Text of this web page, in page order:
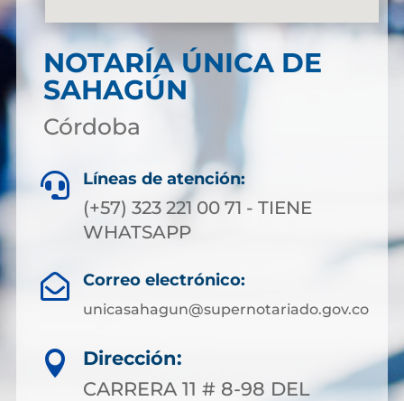
NOTARÍA ÚNICA DE
SAHAGÚN
Córdoba
 Líneas de atención:
(+57) 323 221 00 71 - TIENE
WHATSAPP
 Correo electrónico:
unicasahagun@supernotariado.gov.co

Dirección:
CARRERA 11 # 8-98 DEL